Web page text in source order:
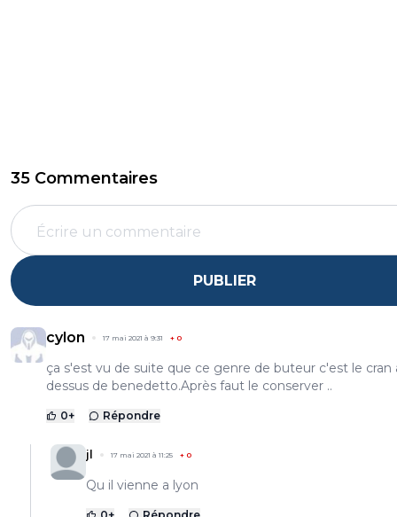
35 Commentaires
PUBLIER
cylon 17 mai 2021 à 9:31 + 0
ça s'est vu de suite que ce genre de buteur c'est le cran
dessus de benedetto.Après faut le conserver ..
0+ Répondre
jl 17 mai 2021 à 11:25 + 0
Qu il vienne a lyon